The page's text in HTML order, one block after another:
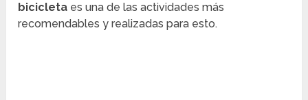
bicicleta es una de las actividades más
recomendables y realizadas para esto.